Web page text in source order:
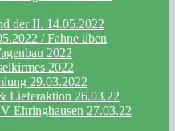
der II. 14.05.2022
/ Fahne üben
2022
2022
29.03.2022
Lieferaktion 26.03.22
Ehringhausen 27.03.22